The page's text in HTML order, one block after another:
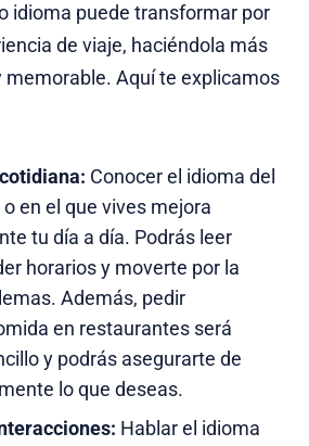
idioma puede transformar por
de viaje, haciéndola más
Aquí te explicamos
Conocer el idioma del
en el que vives mejora
tu día a día. Podrás leer
horarios y moverte por la
Además, pedir
en restaurantes será
y podrás asegurarte de
lo que deseas.
Hablar el idioma